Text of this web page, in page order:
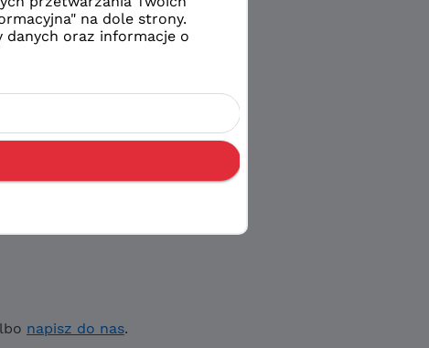
napisz do nas.